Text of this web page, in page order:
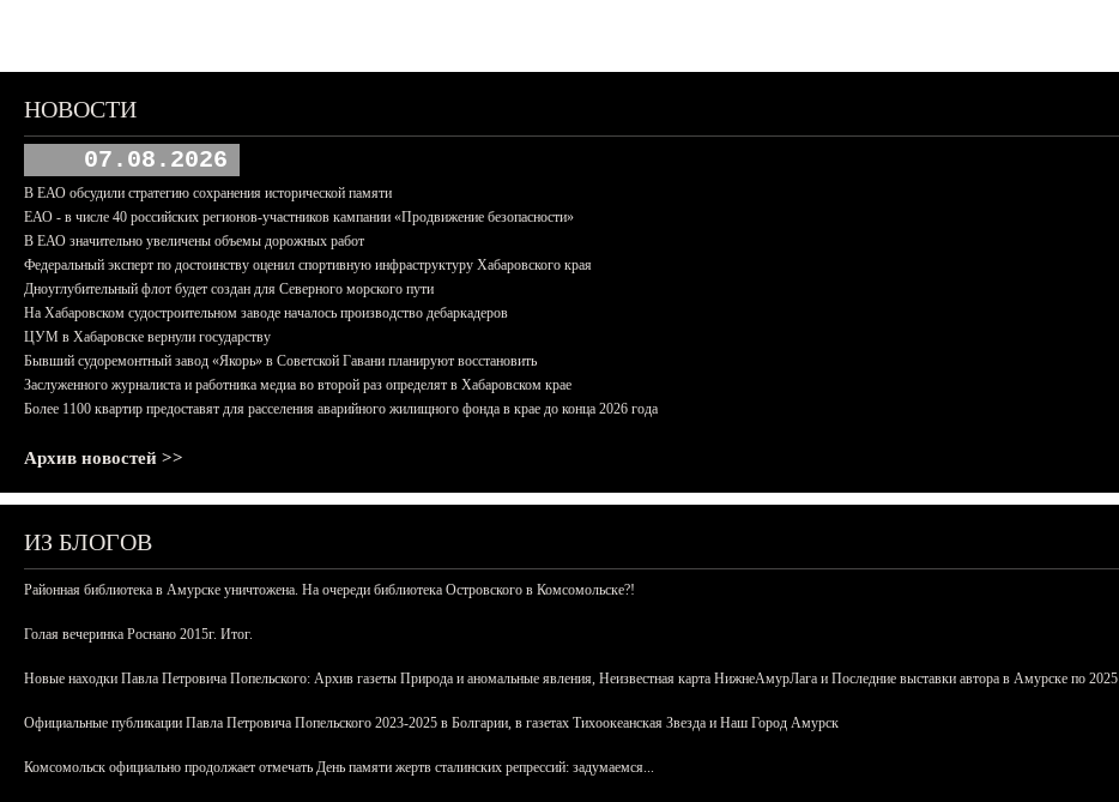
НОВОСТИ
07.08.2026
В ЕАО обсудили стратегию сохранения исторической памяти
ЕАО - в числе 40 российских регионов-участников кампании «Продвижение безопасности»
В ЕАО значительно увеличены объемы дорожных работ
Федеральный эксперт по достоинству оценил спортивную инфраструктуру Хабаровского края
Дноуглубительный флот будет создан для Северного морского пути
На Хабаровском судостроительном заводе началось производство дебаркадеров
ЦУМ в Хабаровске вернули государству
Бывший судоремонтный завод «Якорь» в Советской Гавани планируют восстановить
Заслуженного журналиста и работника медиа во второй раз определят в Хабаровском крае
Более 1100 квартир предоставят для расселения аварийного жилищного фонда в крае до конца 2026 года
Архив новостей >>
ИЗ БЛОГОВ
Районная библиотека в Амурске уничтожена. На очереди библиотека Островского в Комсомольске?!
Голая вечеринка Роснано 2015г. Итог.
Новые находки Павла Петровича Попельского: Архив газеты Природа и аномальные явления, Неизвестная карта НижнеАмурЛага и Последние выставки автора в Амурске по 2025
Официальные публикации Павла Петровича Попельского 2023-2025 в Болгарии, в газетах Тихоокеанская Звезда и Наш Город Амурск
Комсомольск официально продолжает отмечать День памяти жертв сталинских репрессий: задумаемся...